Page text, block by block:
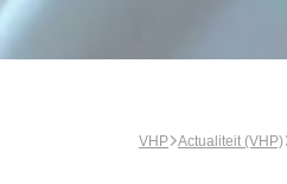
VHP Actualiteit (VHP)